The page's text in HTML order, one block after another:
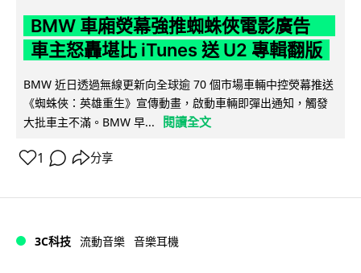
BMW 車廂熒幕強推蜘蛛俠電影廣告
車主怒轟堪比 iTunes 送 U2 專輯翻版
BMW 近日透過無線更新向全球逾 70 個市場車輛中控熒幕推送
《蜘蛛俠：英雄重生》宣傳動畫，啟動車輛即彈出通知，觸發
大批車主不滿。BMW 早...
閱讀全文
1 分享
3C科技 流動音樂 音樂耳機